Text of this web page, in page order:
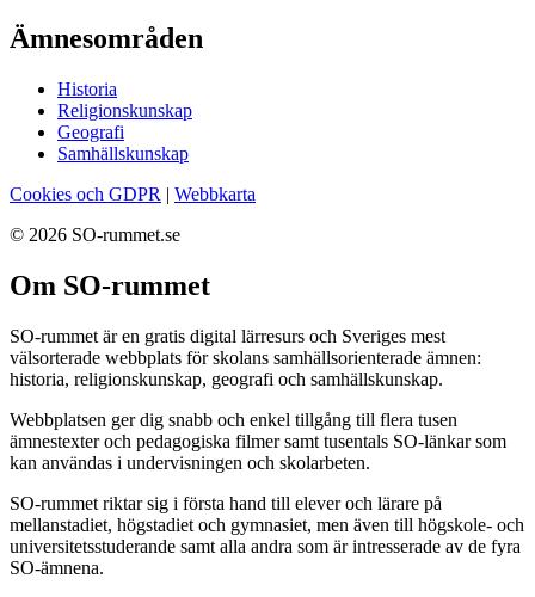
Ämnesområden
Historia
Religionskunskap
Geografi
Samhällskunskap
Cookies och GDPR | Webbkarta
© 2026 SO-rummet.se
Om SO-rummet
SO-rummet är en gratis digital lärresurs och Sveriges mest
välsorterade webbplats för skolans samhällsorienterade ämnen:
historia, religionskunskap, geografi och samhällskunskap.
Webbplatsen ger dig snabb och enkel tillgång till flera tusen
ämnestexter och pedagogiska filmer samt tusentals SO-länkar som
kan användas i undervisningen och skolarbeten.
SO-rummet riktar sig i första hand till elever och lärare på
mellanstadiet, högstadiet och gymnasiet, men även till högskole- och
universitetsstuderande samt alla andra som är intresserade av de fyra
SO-ämnena.